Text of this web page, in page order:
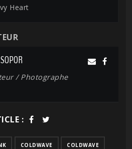
Heart
/ Photographe
:
COLDWAVE COLDWAVE